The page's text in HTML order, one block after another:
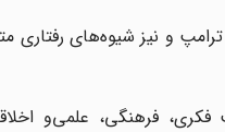
ترامپ و نیز شیوه‌های
فرهنگی، علمی‌و